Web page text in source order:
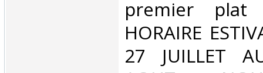
premier
HORAIRE
27 JUILLET